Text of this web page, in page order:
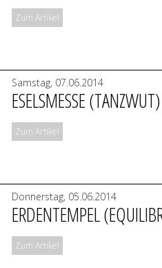
Zum Artikel
Samstag, 07.06.2014
ESELSMESSE (TANZWUT)
Zum Artikel
Donnerstag, 05.06.2014
ERDENTEMPEL
Zum Artikel